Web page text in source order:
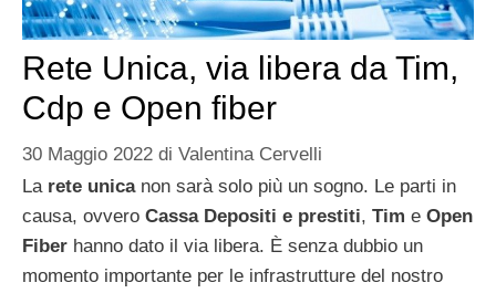
Rete Unica, via libera da Tim,
Cdp e Open fiber
30 Maggio 2022 di Valentina Cervelli
La rete unicanon sarà solo più un sogno. Le parti in
causa, ovvero Cassa Depositi e prestiti, Tim e Open
Fiber hanno dato il via libera. È senza dubbio un
momento importante per le infrastrutture del nostro